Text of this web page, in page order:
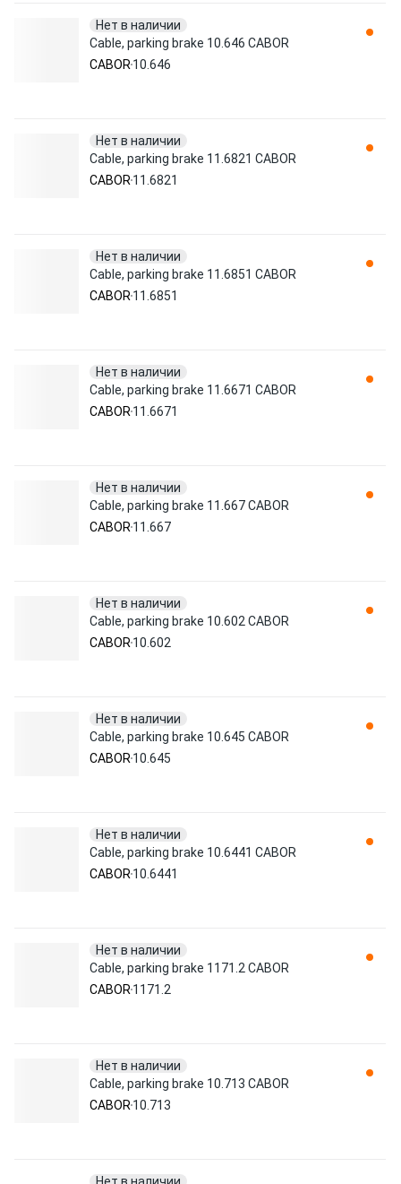
Нет в наличии
Cable, parking brake 10.646 CABOR
CABOR 10.646
Нет в наличии
Cable, parking brake 11.6821 CABOR
CABOR 11.6821
Нет в наличии
Cable, parking brake 11.6851 CABOR
CABOR 11.6851
Нет в наличии
Cable, parking brake 11.6671 CABOR
CABOR 11.6671
Нет в наличии
Cable, parking brake 11.667 CABOR
CABOR 11.667
Нет в наличии
Cable, parking brake 10.602 CABOR
CABOR 10.602
Нет в наличии
Cable, parking brake 10.645 CABOR
CABOR 10.645
Нет в наличии
Cable, parking brake 10.6441 CABOR
CABOR 10.6441
Нет в наличии
Cable, parking brake 1171.2 CABOR
CABOR 1171.2
Нет в наличии
Cable, parking brake 10.713 CABOR
CABOR 10.713